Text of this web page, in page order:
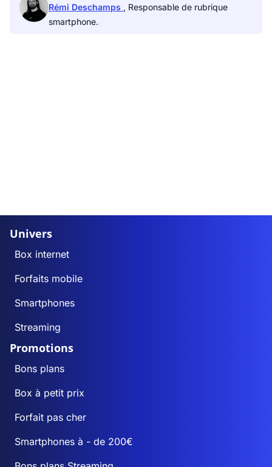
Rémi Deschamps , Responsable de rubrique
smartphone.
Univers
Box internet
Forfaits mobile
Smartphones
Streaming
Promotions
Bons plans
Box à petit prix
Forfait pas cher
Smartphones à - de 200€